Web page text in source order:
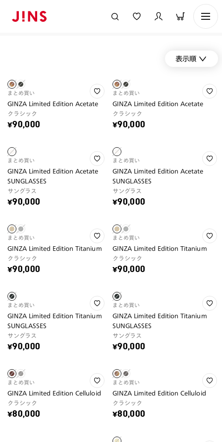
表示順
まとめ買い
GINZA Limited Edition Acetate
クラシック
¥90,000
まとめ買い
GINZA Limited Edition Acetate
クラシック
¥90,000
まとめ買い
GINZA Limited Edition Acetate
SUNGLASSES
サングラス
¥90,000
まとめ買い
GINZA Limited Edition Acetate
SUNGLASSES
サングラス
¥90,000
まとめ買い
GINZA Limited Edition Titanium
クラシック
¥90,000
まとめ買い
GINZA Limited Edition Titanium
クラシック
¥90,000
まとめ買い
GINZA Limited Edition Titanium
SUNGLASSES
サングラス
¥90,000
まとめ買い
GINZA Limited Edition Titanium
SUNGLASSES
サングラス
¥90,000
まとめ買い
GINZA Limited Edition Celluloid
クラシック
¥80,000
まとめ買い
GINZA Limited Edition Celluloid
クラシック
¥80,000